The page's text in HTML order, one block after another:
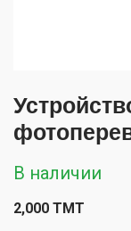
В наличии
2,000 TMT